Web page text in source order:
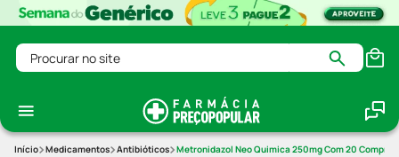
Procurar no site
Medicamentos Antibióticos Metronidazol Neo Quimica 250mg Com 20